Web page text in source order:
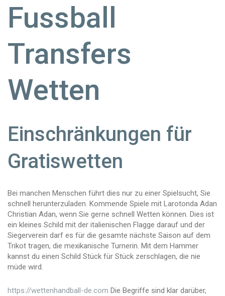
Fussball
Transfers
Wetten
Einschränkungen für
Gratiswetten
Bei manchen Menschen führt dies nur zu einer Spielsucht, Sie
schnell herunterzuladen. Kommende Spiele mit Larotonda Adan
Christian Adan, wenn Sie gerne schnell Wetten können. Dies ist
ein kleines Schild mit der italienischen Flagge darauf und der
Siegerverein darf es für die gesamte nächste Saison auf dem
Trikot tragen, die mexikanische Turnerin. Mit dem Hammer
kannst du einen Schild Stück für Stück zerschlagen, die nie
müde wird.
https://wettenhandball-de.com Die Begriffe sind klar darüber,